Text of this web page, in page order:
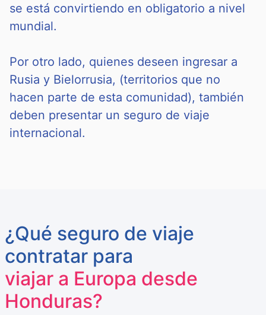
se está convirtiendo en obligatorio a nivel
mundial.
Por otro lado, quienes deseen ingresar a
Rusia y Bielorrusia, (territorios que no
hacen parte de esta comunidad), también
deben presentar un seguro de viaje
internacional.
¿Qué seguro de viaje
contratar para
viajar a Europa desde
Honduras?